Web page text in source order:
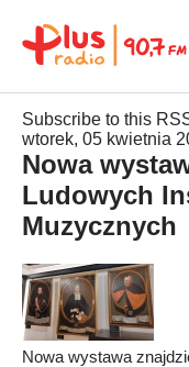
Subscribe to this
wtorek, 05 kwietnia
Nowa
Ludowych
Muzycznych
Nowa wystawa